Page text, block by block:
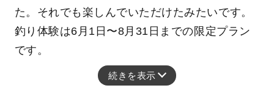
た。それでも楽しんでいただけたみたいです。
釣り体験は6月1日〜8月31日までの限定プラン
です。
続きを表示